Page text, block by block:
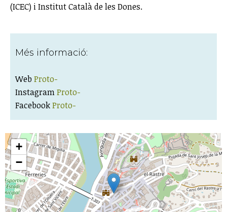
(ICEC) i Institut Català de les Dones.
Més informació:
Web Proto-
InstagramProto-
FacebookProto-
+
−